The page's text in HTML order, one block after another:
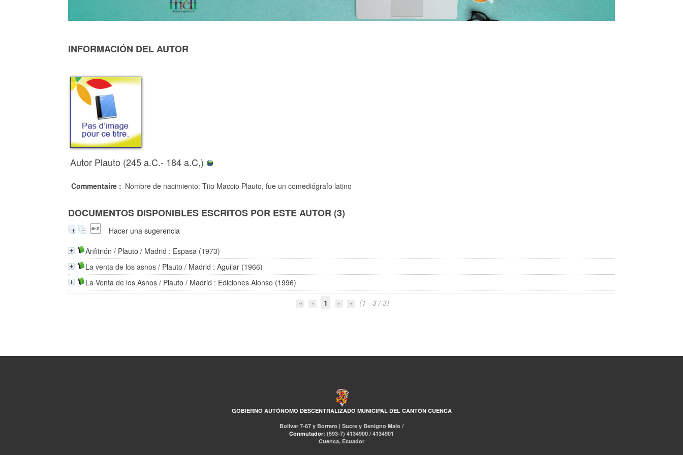
INFORMACIÓN DEL AUTOR
Autor Plauto (245 a.C.- 184 a.C,)
Commentaire : Nombre de nacimiento: Tito Maccio Plauto, fue un comediógrafo latino
DOCUMENTOS DISPONIBLES ESCRITOS POR ESTE AUTOR (3)
Hacer una sugerencia
Anfitrión / Plauto / Madrid : Espasa (1973)
La venta de los asnos / Plauto / Madrid : Aguilar (1966)
La Venta de los Asnos / Plauto / Madrid : Ediciones Alonso (1996)
1
(1 - 3 / 3)
GOBIERNO AUTÓNOMO DESCENTRALIZADO MUNICIPAL DEL CANTÓN CUENCA
Bolívar 7-67 y Borrero | Sucre y Benigno Malo /
Conmutador: (593-7) 4134900 / 4134901
Cuenca, Ecuador